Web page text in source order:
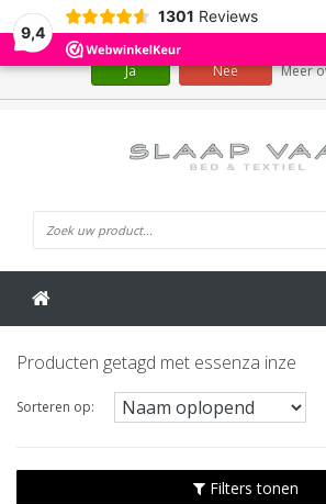
9,4
1301 Reviews
Producten getagd met essenza inze
Sorteren op:
Filters tonen
Wij slaan cookies op om onze website te
Ja Nee Meer